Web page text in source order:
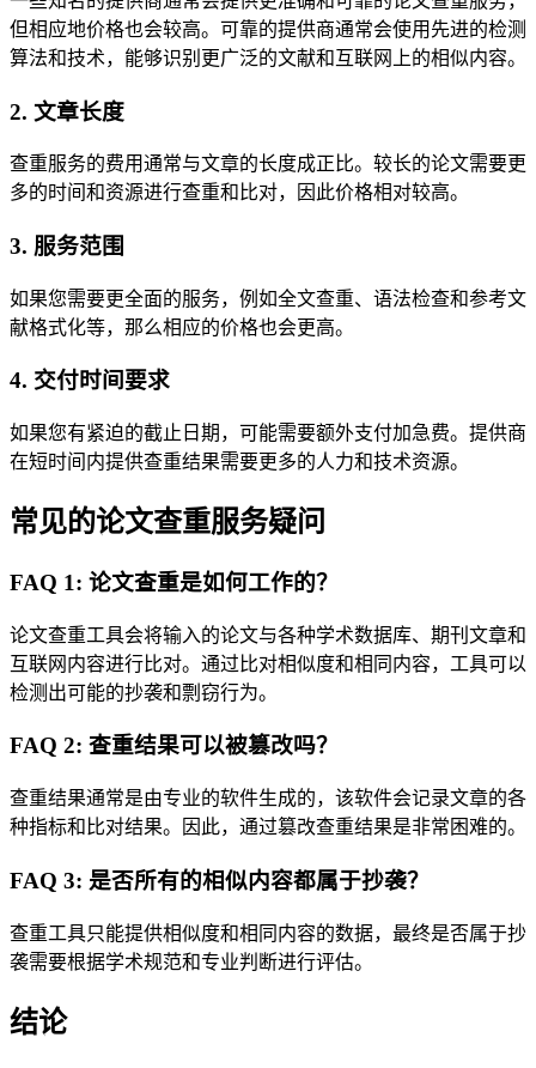
但相应地价格也会较高。可靠的提供商通常会使用先进的检测
算法和技术，能够识别更广泛的文献和互联网上的相似内容。
2. 文章长度
查重服务的费用通常与文章的长度成正比。较长的论文需要更
多的时间和资源进行查重和比对，因此价格相对较高。
3. 服务范围
如果您需要更全面的服务，例如全文查重、语法检查和参考文
献格式化等，那么相应的价格也会更高。
4. 交付时间要求
如果您有紧迫的截止日期，可能需要额外支付加急费。提供商
在短时间内提供查重结果需要更多的人力和技术资源。
常见的论文查重服务疑问
FAQ 1: 论文查重是如何工作的？
论文查重工具会将输入的论文与各种学术数据库、期刊文章和
互联网内容进行比对。通过比对相似度和相同内容，工具可以
检测出可能的抄袭和剽窃行为。
FAQ 2: 查重结果可以被篡改吗？
查重结果通常是由专业的软件生成的，该软件会记录文章的各
种指标和比对结果。因此，通过篡改查重结果是非常困难的。
FAQ 3: 是否所有的相似内容都属于抄袭？
查重工具只能提供相似度和相同内容的数据，最终是否属于抄
袭需要根据学术规范和专业判断进行评估。
结论